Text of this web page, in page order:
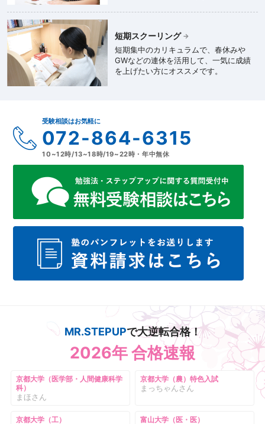
短期スクーリング
短期集中のカリキュラムで、春休みや
GWなどの連休を活用して、一気に成績
を上げたい方にオススメです。
受験相談はお気軽に
072-864-6315
10~12時/13~18時/19~22時・年中無休
MR.STEPUPで大逆転合格！
2026年 合格速報
京都大学（医学部・人間健康科学
科）
まほさん
京都大学（農）特色入試
まっちゃんさん
京都大学（工） 富山大学（医・医）